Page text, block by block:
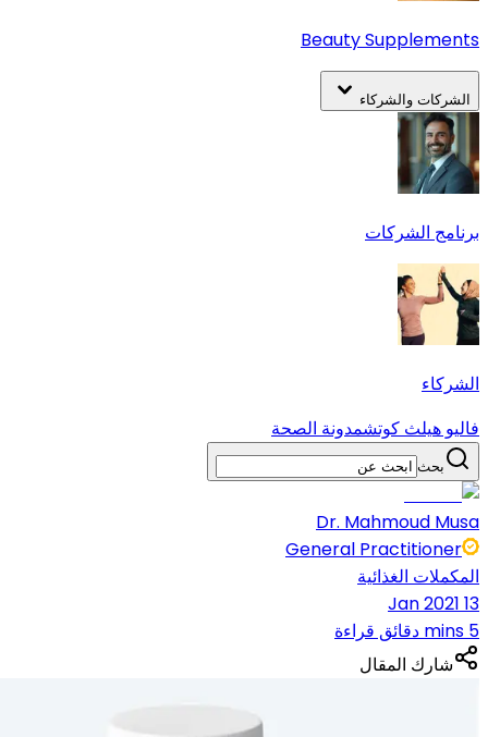
Beauty Supplements
الشركات والشركاء
برنامج الشركات
الشركاء
فاليو هيلث كوتشمدونة الصحة
بحث
Dr. Mahmoud Musa
General Practitioner
المكملات الغذائية
13 Jan 2021
5 mins دقائق قراءة
شارك المقال